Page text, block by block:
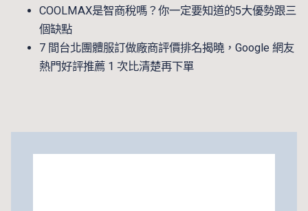
COOLMAX是智商稅嗎？你一定要知道的5大優勢跟三
個缺點
7 間台北團體服訂做廠商評價排名揭曉，Google 網友
熱門好評推薦 1 次比清楚再下單